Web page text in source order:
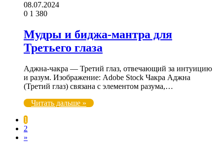
08.07.2024
0 1 380
Мудры и биджа-мантра для
Третьего глаза
Аджна-чакра — Третий глаз, отвечающий за интуицию
и разум. Изображение: Adobe Stock Чакра Аджна
(Третий глаз) связана с элементом разума,…
Читать дальше »
1
2
»